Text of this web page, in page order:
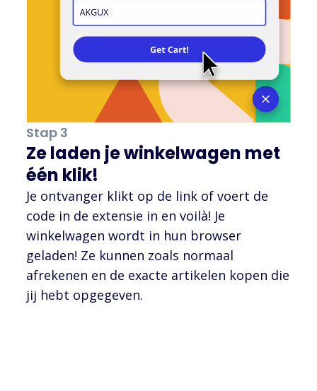
Stap 3
Ze laden je winkelwagen met
één klik!
Je ontvanger klikt op de link of voert de
code in de extensie in en voilà! Je
winkelwagen wordt in hun browser
geladen! Ze kunnen zoals normaal
afrekenen en de exacte artikelen kopen die
jij hebt opgegeven.